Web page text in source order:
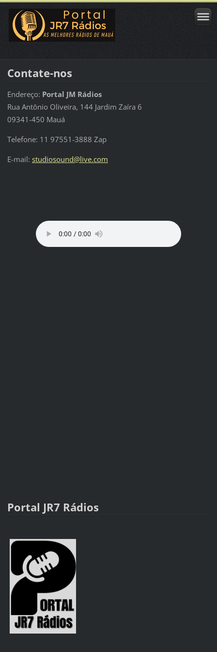
Contate-nos
Endereço: Portal JM Rádios
Rua Antônio Oliveira, 144 Jardim Zaíra 6
09341-450 Mauá
Telefone: 11 97551-3888 Zap
E-mail: studiosound@live.com
Portal JR7 Rádios